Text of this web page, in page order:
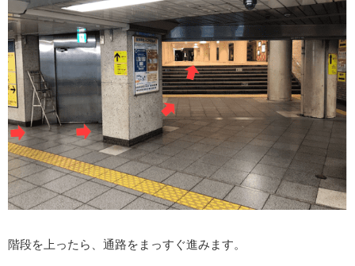
階段を上ったら、通路をまっすぐ進みます。